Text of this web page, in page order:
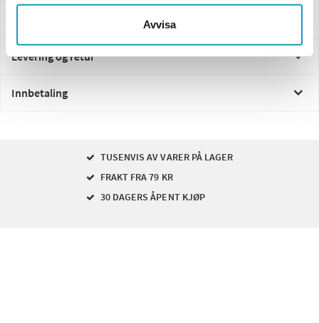
Avvisa
Levering og retur
Innbetaling
TUSENVIS AV VARER PÅ LAGER
FRAKT FRA 79 KR
30 DAGERS ÅPENT KJØP